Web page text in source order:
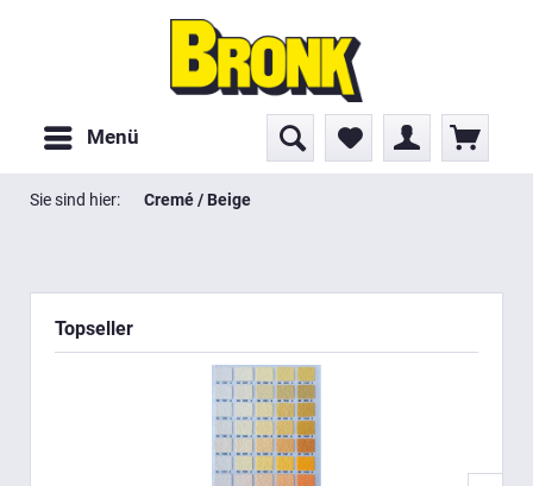
Menü
Sie sind hier: Cremé / Beige
Topseller